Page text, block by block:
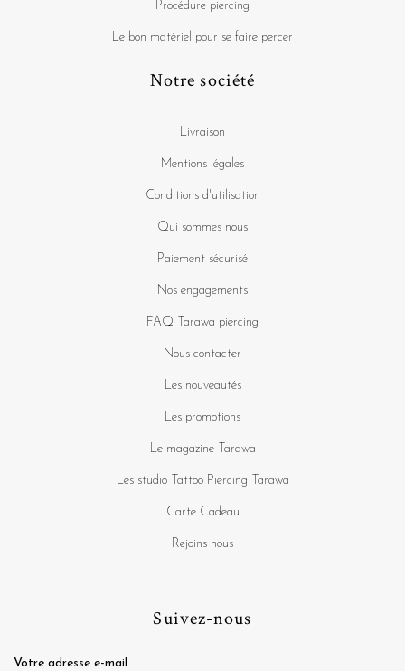
Procédure piercing
Le bon matériel pour se faire percer
Notre société
Livraison
Mentions légales
Conditions d'utilisation
Qui sommes nous
Paiement sécurisé
Nos engagements
FAQ Tarawa piercing
Nous contacter
Les nouveautés
Les promotions
Le magazine Tarawa
Les studio Tattoo Piercing Tarawa
Carte Cadeau
Rejoins nous
Suivez-nous
Votre adresse e-mail